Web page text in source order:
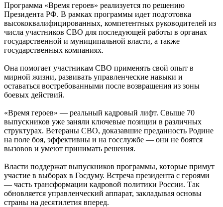
Программа «Время героев» реализуется по решению
Президента РФ. В рамках программы идет подготовка
высококвалифицированных, компетентных руководителей из
числа участников СВО для последующей работы в органах
государственной и муниципальной власти, а также
государственных компаниях.
Она помогает участникам СВО применять свой опыт в
мирной жизни, развивать управленческие навыки и
оставаться востребованными после возвращения из зоны
боевых действий.
«Время героев» — реальный кадровый лифт. Свыше 70
выпускников уже заняли ключевые позиции в различных
структурах. Ветераны СВО, доказавшие преданность Родине
на поле боя, эффективны и на госслужбе — они не боятся
вызовов и умеют принимать решения.
Власти поддержат выпускников программы, которые примут
участие в выборах в Госдуму. Встреча президента с героями
— часть трансформации кадровой политики России. Так
обновляется управленческий аппарат, закладывая основы
страны на десятилетия вперед.